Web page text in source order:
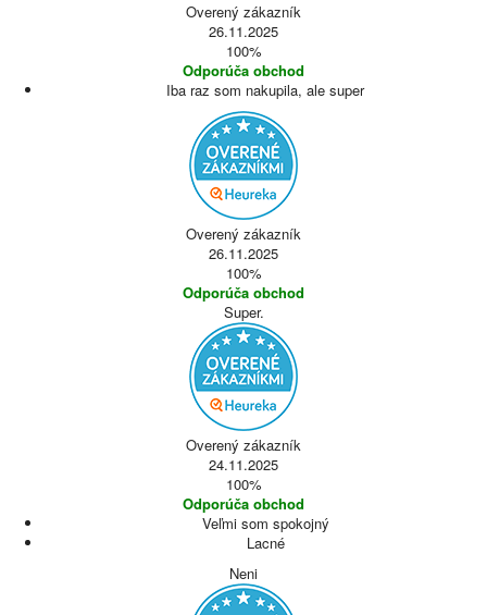
Overený zákazník
26.11.2025
100%
Odporúča obchod
Iba raz som nakupila, ale super
Overený zákazník
26.11.2025
100%
Odporúča obchod
Super.
Overený zákazník
24.11.2025
100%
Odporúča obchod
Veľmi som spokojný
Lacné
Neni